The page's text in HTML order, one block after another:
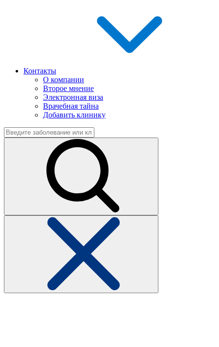
Контакты
О компании
Второе мнение
Электронная виза
Врачебная тайна
Добавить клинику